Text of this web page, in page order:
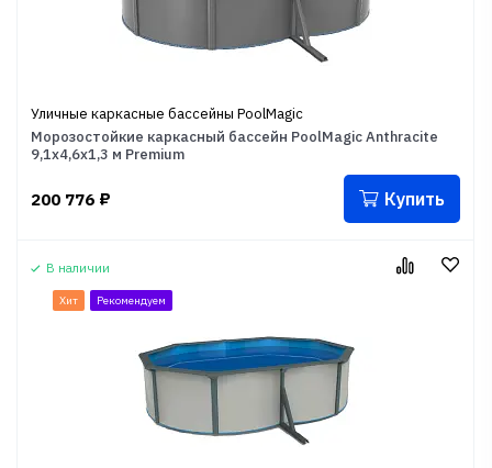
Уличные каркасные бассейны PoolMagic
Морозостойкие каркасный бассейн PoolMagic Anthracite
9,1x4,6x1,3 м Premium
200 776 ₽ Купить
В наличии
Хит Рекомендуем